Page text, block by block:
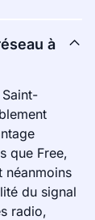
à
Saint-
que Free,
néanmoins
du signal
radio,